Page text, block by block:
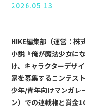
2026.05.13
HIKE編集部（運営：株
小説『俺が魔法少女に
け、キャラクターデザ
家を募集するコンテス
少年/青年向けマンガレ
ン）での連載権と賞金